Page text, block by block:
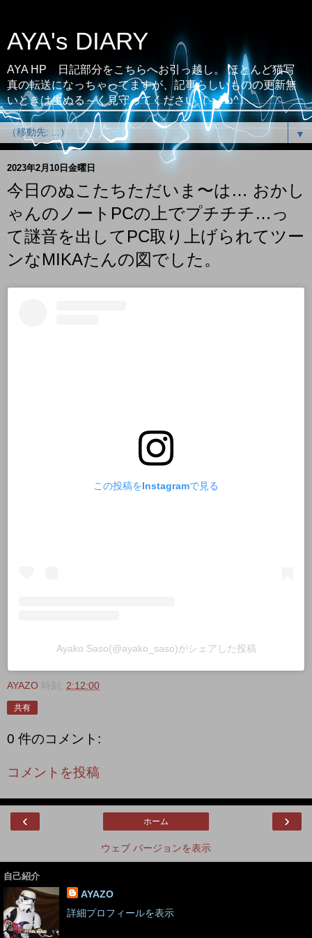
AYA's DIARY
AYA HP 日記部分をこちらへお引っ越し。 ほとんど猫写
真の転送になっちゃってますが、記事らしいものの更新無
いときは生ぬる～く見守ってください（；^ω^）
▼
2023年2月10日金曜日
今日のぬこたちただいま〜は… おかし
ゃんのノートPCの上でプチチチ…っ
て謎音を出してPC取り上げられてツー
ンなMIKAたんの図でした。
この投稿をInstagramで見る
Ayako Saso(@ayako_saso)がシェアした投稿
AYAZO 時刻: 2:12:00
共有
0 件のコメント:
コメントを投稿
‹ ›
ホーム
ウェブ バージョンを表示
自己紹介
AYAZO
詳細プロフィールを表示